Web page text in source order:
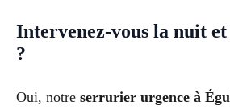
Intervenez-vous la nuit
?
Oui, notre serrurier urgence à